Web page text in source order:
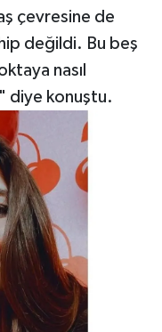
çevresine de
değildi. Bu beş
nasıl
diye konuştu.